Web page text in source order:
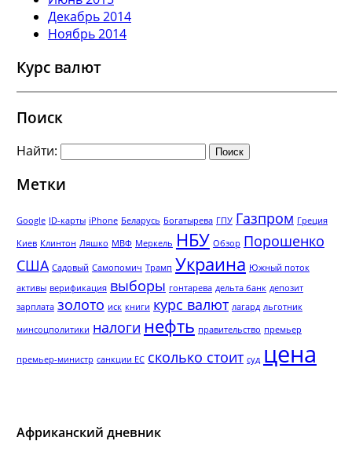
Декабрь 2014
Ноябрь 2014
Курс валют
Поиск
Найти:
Метки
Google ID-карты iPhone Беларусь Богатырева ГПУ Газпром Греция
Киев Клинтон Ляшко МВФ Меркель НБУ Обзор Порошенко
США Садовый Самопомич Трамп Украина Южный поток
активы верификация выборы гонтарева дельта банк депозит
зарплата золото иск книги курс валют лагард льготник
минсоцполитики налоги нефть правительство премьер
премьер-министр санкции ЕС сколько стоит суд цена
Африканский дневник